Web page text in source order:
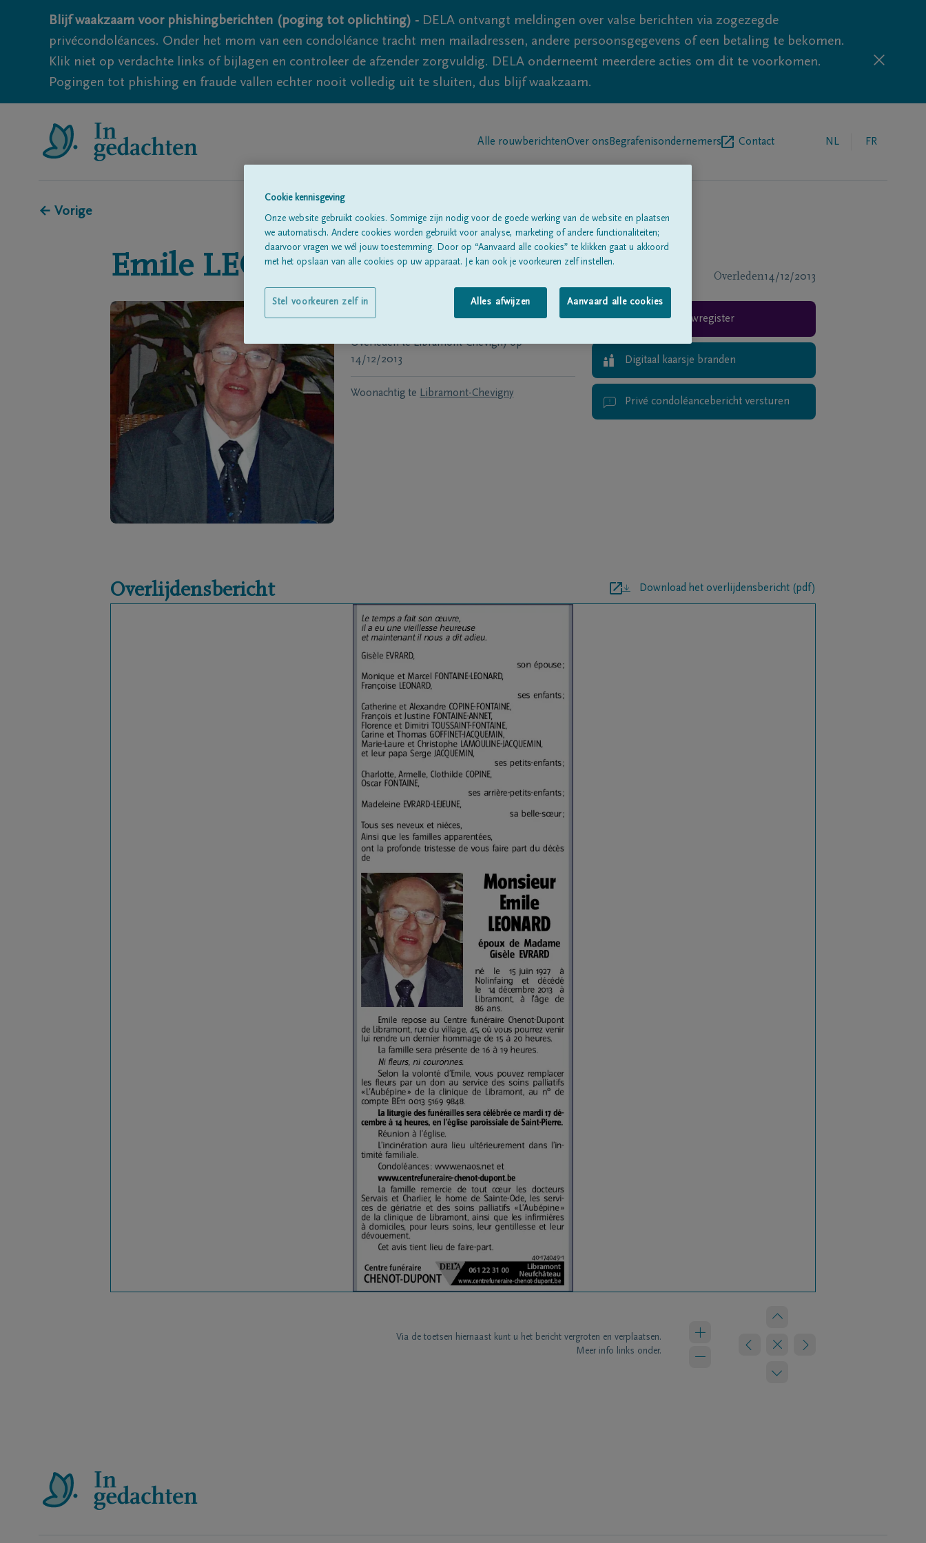
Blijf waakzaam voor phishingberichten (poging tot oplichting) - DELA ontvangt meldingen over valse berichten via zogezegde
privécondoléances. Onder het mom van een condoléance tracht men mailadressen, andere persoonsgegevens of een betaling te bekomen.
Klik niet op verdachte links of bijlagen en controleer de afzender zorgvuldig. DELA onderneemt meerdere acties om dit te voorkomen.
Pogingen tot phishing en fraude vallen echter nooit volledig uit te sluiten, dus blijf waakzaam.
Alle rouwberichtenOver ons Begrafenisondernemers Contact NL FR
← Vorige
Emile LEONARD Overleden14/12/2013
15/06/1927
Overleden te Libramont-Chevigny op
14/12/2013
Woonachtig te Libramont-Chevigny
Rouwregister
Digitaal kaarsje branden
Privé condoléancebericht versturen
Overlijdensbericht Download het overlijdensbericht (pdf)
Via de toetsen hiernaast kunt u het bericht vergroten en verplaatsen.
Meer info links onder.
Cookie kennisgeving
Onze website gebruikt cookies. Sommige zijn nodig voor de goede werking van de website en plaatsen
we automatisch. Andere cookies worden gebruikt voor analyse, marketing of andere functionaliteiten;
daarvoor vragen we wél jouw toestemming. Door op “Aanvaard alle cookies” te klikken gaat u akkoord
met het opslaan van alle cookies op uw apparaat. Je kan ook je voorkeuren zelf instellen.
Alles afwijzen Aanvaard alle cookies
Stel voorkeuren zelf in